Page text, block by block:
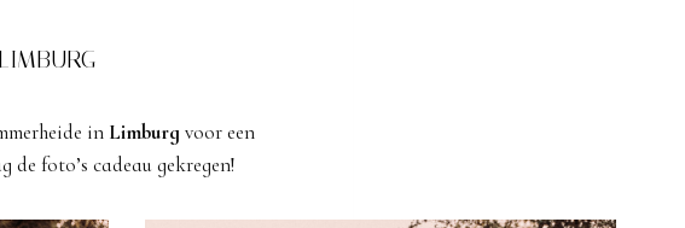
in Limburg voor een
de foto’s cadeau gekregen!